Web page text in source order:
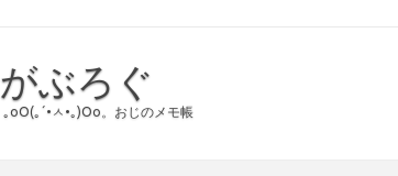
がぶろぐ
｡оО(｡´•ㅅ•｡)Оо。おじのメモ帳